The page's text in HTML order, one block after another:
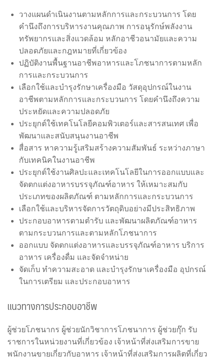
วางแผนดำเนินงานตามหลักการและกระบวนการ โดย
คำนึงถึงการบริหารงานคุณภาพ การอนุรักษ์พลังงาน
ทรัพยากรและสิ่งแวดล้อม หลักอาชีวอนามัยและความ
ปลอดภัยและกฎหมายที่เกี่ยวข้อง
ปฏิบัติงานพื้นฐานอาชีพอาหารและโภชนาการตามหลัก
การและกระบวนการ
เลือกใช้และบำรุงรักษาเครื่องมือ วัสดุอุปกรณ์ในงาน
อาชีพตามหลักการและกระบวนการ โดยคำนึงถึงความ
ประหยัดและความปลอดภัย
ประยุกต์ใช้เทคโนโลยีคอมพิวเตอร์และสารสนเทศ เพื่อ
พัฒนาและสนับสนุนงานอาชีพ
สื่อสาร หาความรู้เสริมสร้างความสัมพันธ์ ระหว่างภาษา
กับเทคนิคในงานอาชีพ
ประยุกต์ใช้งานศิลปะและเทคโนโลยีในการออกแบบและ
จัดตกแต่งอาหารบรรจุภัณฑ์อาหาร ให้เหมาะสมกับ
ประเภทของผลิตภัณฑ์ ตามหลักการและกระบวนการ
เลือกใช้และบริหารจัดการวัตถุดิบอย่างมีประสิทธิภาพ
ประกอบอาหารตามตำรับ และพัฒนาผลิตภัณฑ์อาหาร
ตามกระบวนการและตามหลักโภชนาการ
ออกแบบ จัดตกแต่งอาหารและบรรจุภัณฑ์อาหาร บริการ
อาหาร เครื่องดื่ม และจัดจำหน่าย
จัดเก็บ ทำความสะอาด และบำรุงรักษาเครื่องมือ อุปกรณ์
ในการเตรียม และประกอบอาหาร
แนวทางการประกอบอาชีพ
ผู้ช่วยโภชนากร ผู้ช่วยนักวิชาการโภชนาการ ผู้ช่วยกุ๊ก รับ
ราชการในหน่วยงานที่เกี่ยวข้อง เจ้าหน้าที่ส่งเสริมการขาย
พนักงานขายเกี่ยวกับอาหาร เจ้าหน้าที่ส่งเสริมการผลิตที่เกี่ยว